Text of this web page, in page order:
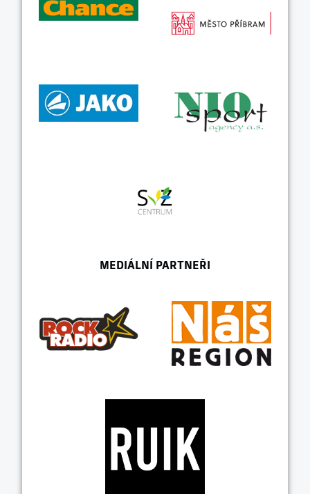
MEDIÁLNÍ PARTNEŘI